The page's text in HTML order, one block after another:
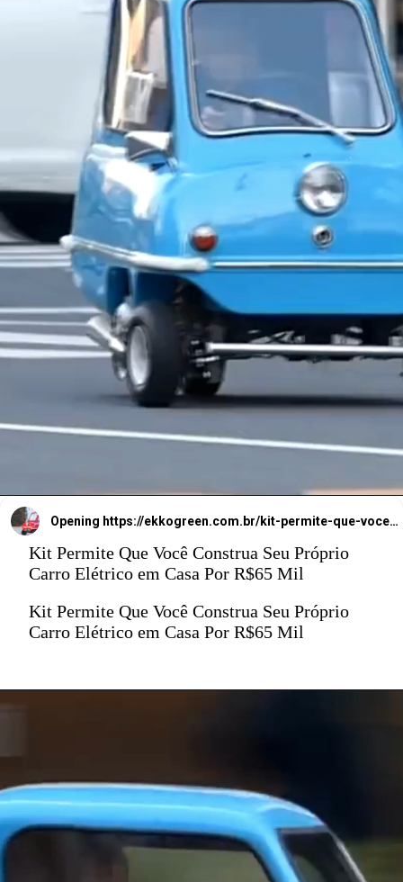
O kit contém tudo o
que é necessário para
montar o menor carro
elétrico do mundo.
Opening https://ekkogreen.com.br/kit-permite-que-voce-construa-carro-eletrico-em-casa/?utm_source=google&utm_medium=web-stories&utm_campaign=carro-eletrico
Kit Permite Que Você Construa Seu Próprio
Carro Elétrico em Casa Por R$65 Mil
Kit Permite Que Você Construa Seu Próprio
Carro Elétrico em Casa Por R$65 Mil